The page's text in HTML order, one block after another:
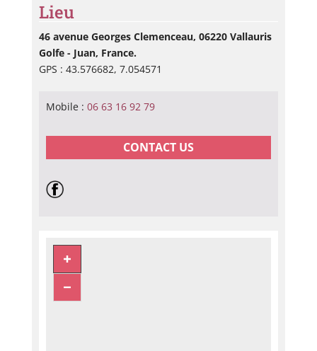
Lieu
46 avenue Georges Clemenceau, 06220 Vallauris
Golfe - Juan, France.
GPS : 43.576682, 7.054571
Mobile : 06 63 16 92 79
CONTACT US